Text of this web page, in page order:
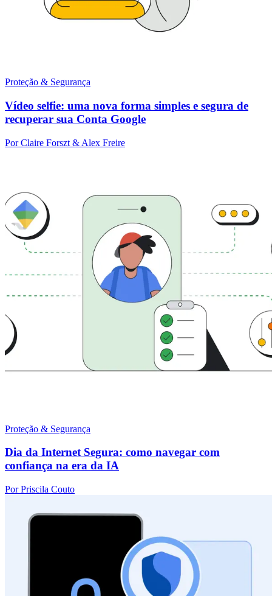
Proteção & Segurança
Vídeo selfie: uma nova forma simples e segura de
recuperar sua Conta Google
Por Claire Forszt & Alex Freire
Proteção & Segurança
Dia da Internet Segura: como navegar com
confiança na era da IA
Por Priscila Couto